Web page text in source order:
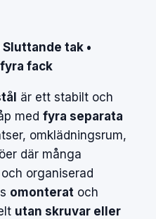
tak •
fack
är ett stabilt och
med fyra separata
omklädningsrum,
där många
organiserad
omonterat och
utan skruvar eller